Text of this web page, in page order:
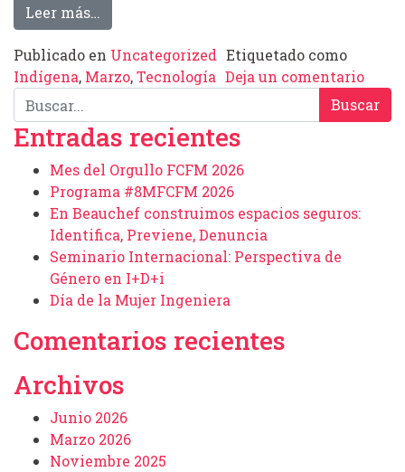
Leer más…
Publicado en Uncategorized Etiquetado como
Indígena, Marzo,Tecnología Deja un comentarioen
Buscar:
Entradas recientes
Mes del Orgullo FCFM 2026
Programa #8MFCFM 2026
En Beauchef construimos espacios seguros:
Identifica, Previene, Denuncia
Seminario Internacional: Perspectiva de
Género en I+D+i
Día de la Mujer Ingeniera
Comentarios recientes
Archivos
Junio 2026
Marzo 2026
Noviembre 2025